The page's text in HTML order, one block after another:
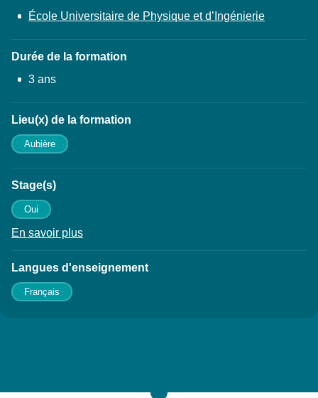
École Universitaire de Physique et d’Ingénierie
Durée de la formation
3 ans
Lieu(x) de la formation
Aubière
Stage(s)
Oui
En savoir plus
Langues d'enseignement
Français